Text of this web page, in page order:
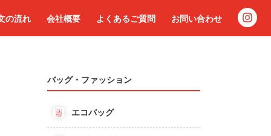
の流れ 会社概要 よくあるご質問 お問い合わせ
バッグ・ファッション
エコバッグ